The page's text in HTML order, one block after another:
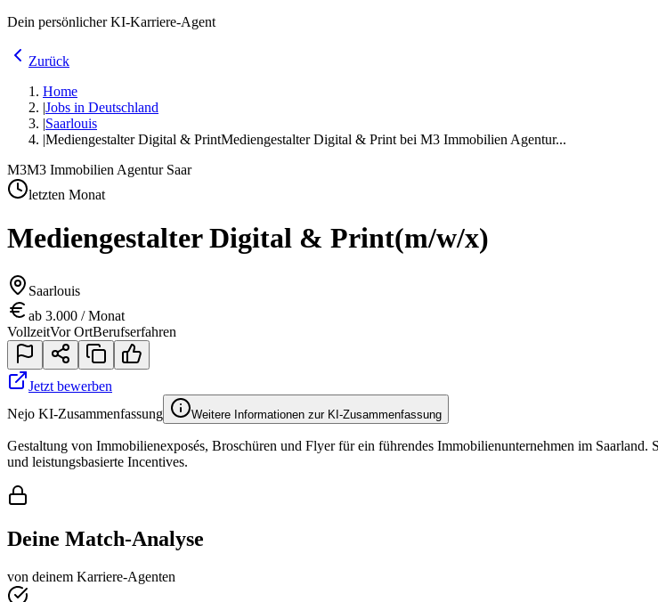
Dein persönlicher KI-Karriere-Agent
Zurück
Home
|Jobs in Deutschland
|Saarlouis
|Mediengestalter Digital & PrintMediengestalter Digital & Print bei M3 Immobilien Agentur...
M3M3 Immobilien Agentur Saar
letzten Monat
Mediengestalter Digital & Print(m/w/x)
Saarlouis
ab 3.000 / Monat
VollzeitVor OrtBerufserfahren
Jetzt bewerben
Nejo KI-Zusammenfassung
Weitere Informationen zur KI-Zusammenfassung
Gestaltung von Immobilienexposés, Broschüren und Flyer für ein führendes Immobilienunternehmen im
und leistungsbasierte Incentives.
Deine Match-Analyse
von deinem Karriere-Agenten